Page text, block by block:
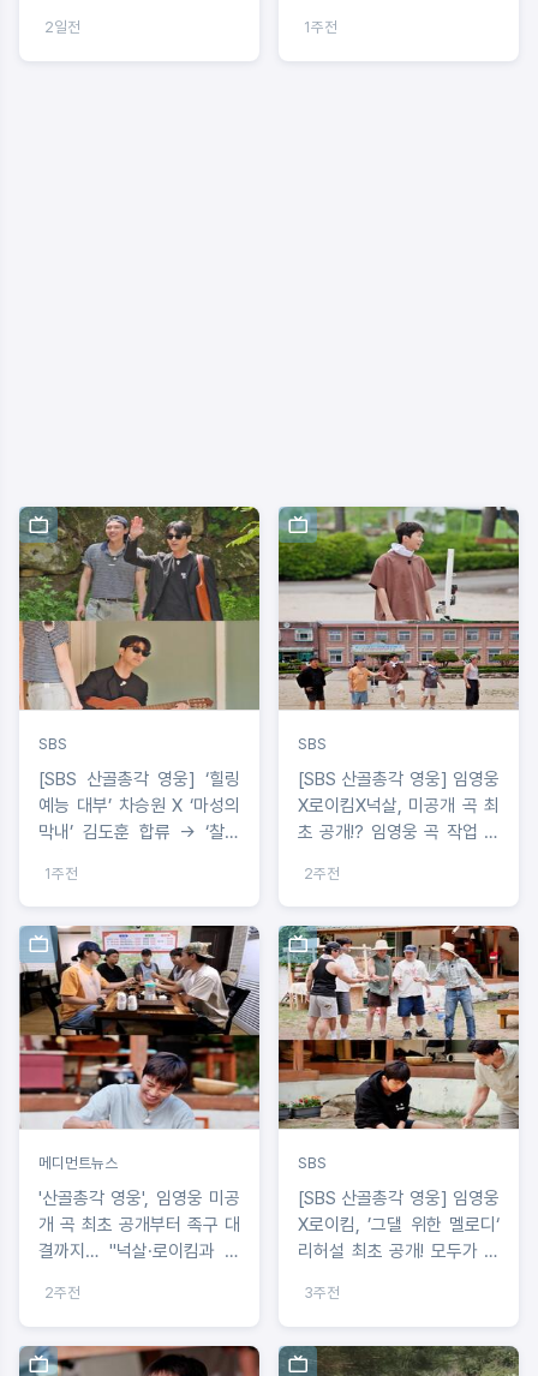
2일전 1주전
SBS
[SBS 산골총각 영웅] ‘힐링
예능 대부’ 차승원 X ‘마성의
막내’ 김도훈 합류 → ‘찰떡
1주전
SBS
[SBS 산골총각 영웅] 임영웅
X로이킴X넉살, 미공개 곡 최
초 공개!? 임영웅 곡 작업 비
2주전
메디먼트뉴스
'산골총각 영웅', 임영웅 미공
개 곡 최초 공개부터 족구 대
결까지… "넉살·로이킴과 리
이프"
2주전
SBS
[SBS 산골총각 영웅] 임영웅
X로이킴, ’그댈 위한 멜로디‘
리허설 최초 공개! 모두가 감
3주전